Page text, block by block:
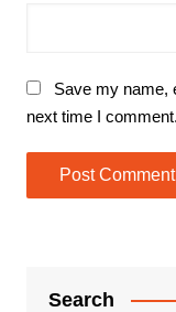
Save my name,
next time I comment.
Search